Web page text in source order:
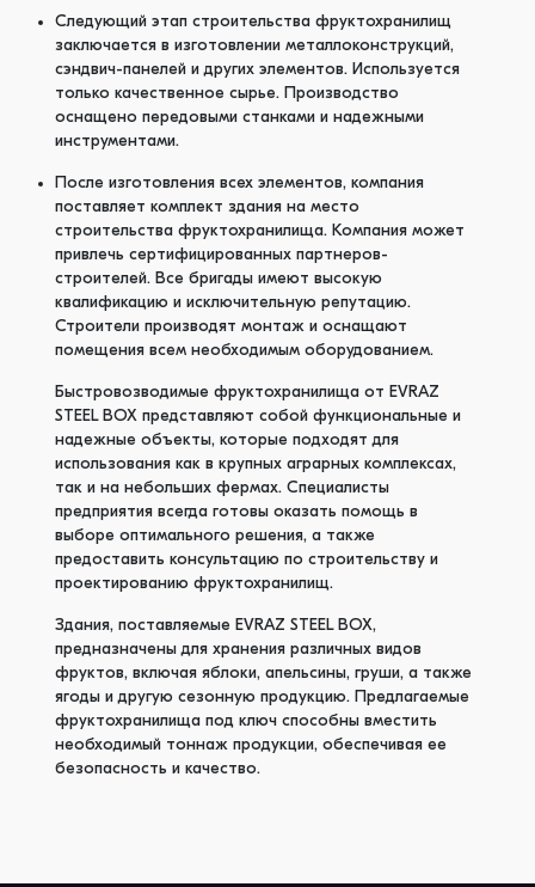
Следующий этап строительства фруктохранилищ
заключается в изготовлении металлоконструкций,
сэндвич-панелей и других элементов. Используется
только качественное сырье. Производство
оснащено передовыми станками и надежными
инструментами.
После изготовления всех элементов, компания
поставляет комплект здания на место
строительства фруктохранилища. Компания может
привлечь сертифицированных партнеров-
строителей. Все бригады имеют высокую
квалификацию и исключительную репутацию.
Строители производят монтаж и оснащают
помещения всем необходимым оборудованием.
Быстровозводимые фруктохранилища от EVRAZ
STEEL BОХ представляют собой функциональные и
надежные объекты, которые подходят для
использования как в крупных аграрных комплексах,
так и на небольших фермах. Специалисты
предприятия всегда готовы оказать помощь в
выборе оптимального решения, а также
предоставить консультацию по строительству и
проектированию фруктохранилищ.
Здания, поставляемые EVRAZ STEEL BОХ,
предназначены для хранения различных видов
фруктов, включая яблоки, апельсины, груши, а также
ягоды и другую сезонную продукцию. Предлагаемые
фруктохранилища под ключ способны вместить
необходимый тоннаж продукции, обеспечивая ее
безопасность и качество.